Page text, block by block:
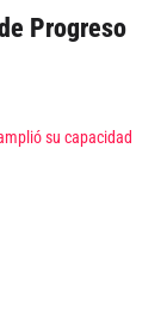
Progreso
su capacidad